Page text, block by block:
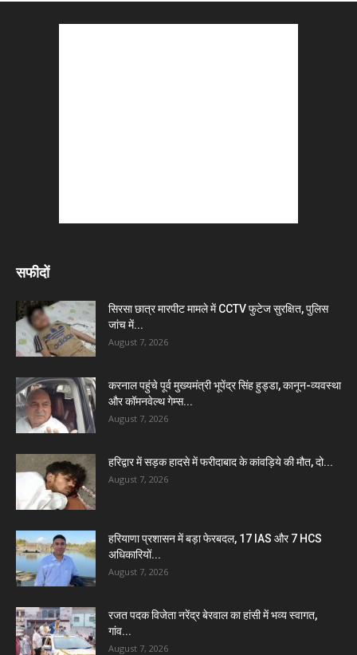
सफीदों
सिरसा छात्र मारपीट मामले में CCTV फुटेज सुरक्षित, पुलिस
जांच में...
August 7, 2026
करनाल पहुंचे पूर्व मुख्यमंत्री भूपेंद्र सिंह हुड्डा, कानून-व्यवस्था
और कॉमनवेल्थ गेम्स...
August 7, 2026
हरिद्वार में सड़क हादसे में फरीदाबाद के कांवड़िये की मौत, दो...
August 7, 2026
हरियाणा प्रशासन में बड़ा फेरबदल, 17 IAS और 7 HCS
अधिकारियों...
August 7, 2026
रजत पदक विजेता नरेंद्र बेरवाल का हांसी में भव्य स्वागत,
गांव...
August 7, 2026